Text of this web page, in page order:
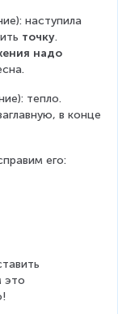
наступила
точку.
надо
тепло.
в конце
его:
это